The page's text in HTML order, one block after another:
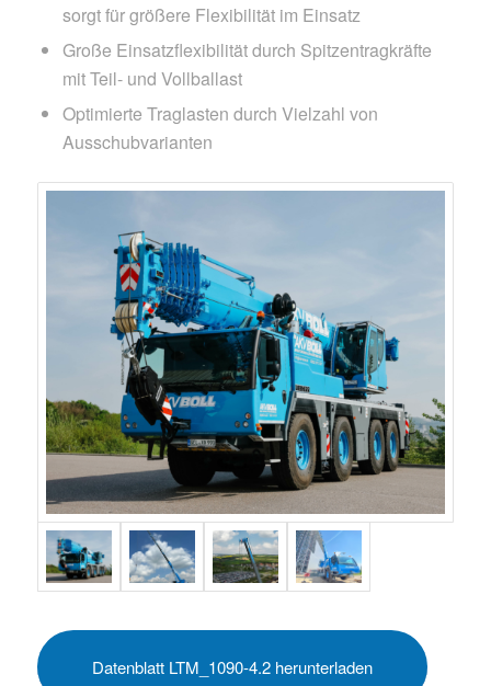
sorgt für größere Flexibilität im Einsatz
Große Einsatzflexibilität durch Spitzentragkräfte
mit Teil- und Vollballast
Optimierte Traglasten durch Vielzahl von
Ausschubvarianten
Datenblatt LTM_1090-4.2 herunterladen